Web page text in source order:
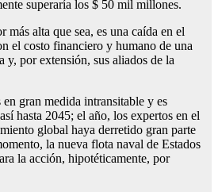
superaría los $ 50 mil millones.
más alta que sea, es una caída en el
el costo financiero y humano de una
y, por extensión, sus aliados de la
en gran medida intransitable y es
hasta 2045; el año, los expertos en el
global haya derretido gran parte
la nueva flota naval de Estados
la acción, hipotéticamente, por